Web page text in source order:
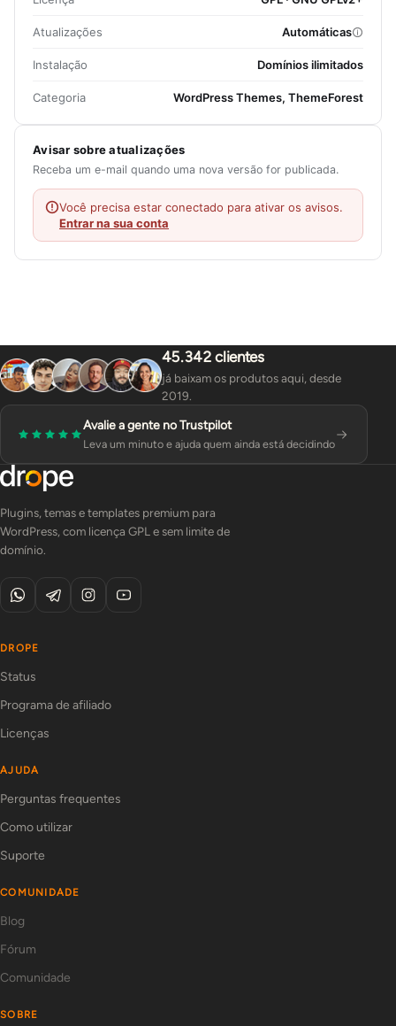
Atualizações Automáticas
Instalação Domínios ilimitados
Categoria WordPress Themes, ThemeForest
Avisar sobre atualizações
Receba um e-mail quando uma nova versão for publicada.
Você precisa estar conectado para ativar os avisos.
Entrar na sua conta
45.342 clientes
já baixam os produtos aqui, desde
2019.
Avalie a gente no Trustpilot
Leva um minuto e ajuda quem ainda está decidindo
Plugins, temas e templates premium para
WordPress, com licença GPL e sem limite de
domínio.
DROPE
Status
Programa de afiliado
Licenças
AJUDA
Perguntas frequentes
Como utilizar
Suporte
COMUNIDADE
Blog
Fórum
Comunidade
SOBRE